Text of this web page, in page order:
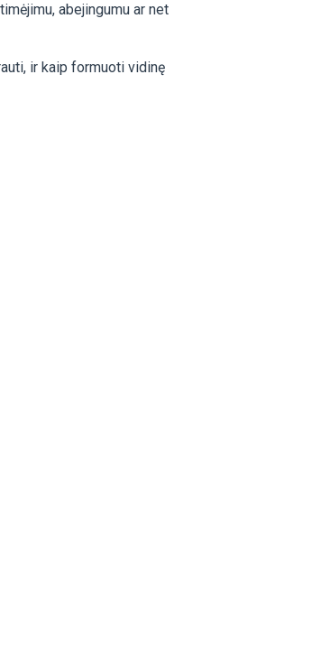
abejingumu ar net
ir kaip formuoti vidinę